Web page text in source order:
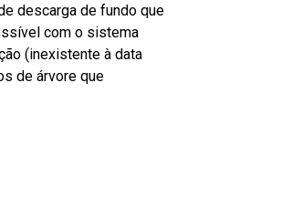
descarga de fundo que
com o sistema
(inexistente à data
de árvore que